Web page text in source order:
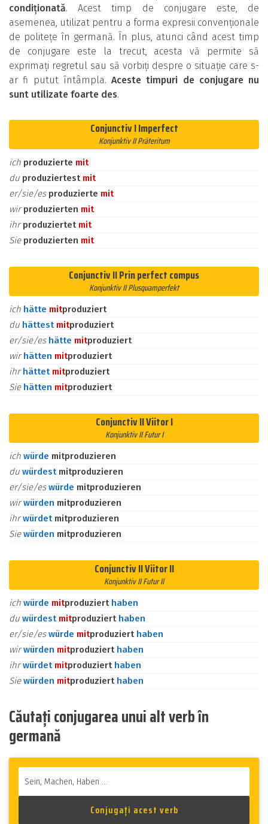
condiționată. Acest timp de conjugare este, de
asemenea, utilizat pentru a forma expresii convenționale
de politețe în germană. În plus, atunci când acest timp
de conjugare este la trecut, acesta vă permite să
exprimați regretul sau să vorbiți despre o situație care s-
ar fi putut întâmpla. Aceste timpuri de conjugare nu
sunt utilizate foarte des.
Conjunctiv I Imperfect
Konjunktiv II Präteritum
ich produzierte mit
du produziertest mit
er/sie/es produzierte mit
wirproduzierten mit
ihrproduziertet mit
Sie produzierten mit
Conjunctiv II Prin perfect compus
Konjunktiv II Plusquamperfekt
ich hätte mitproduziert
du hättest mitproduziert
er/sie/es hätte mitproduziert
wirhätten mitproduziert
ihrhättet mitproduziert
Sie hätten mitproduziert
Conjunctiv II Viitor I
Konjunktiv II Futur I
ich würde mitproduzieren
du würdest mitproduzieren
er/sie/eswürde mitproduzieren
wirwürden mitproduzieren
ihrwürdet mitproduzieren
Siewürden mitproduzieren
Conjunctiv II Viitor II
Konjunktiv II Futur II
ich würde mitproduziert haben
du würdest mitproduziert haben
er/sie/eswürde mitproduziert haben
wirwürden mitproduziert haben
ihrwürdet mitproduziert haben
Siewürden mitproduziert haben
Căutați conjugarea unui alt verb în
germană